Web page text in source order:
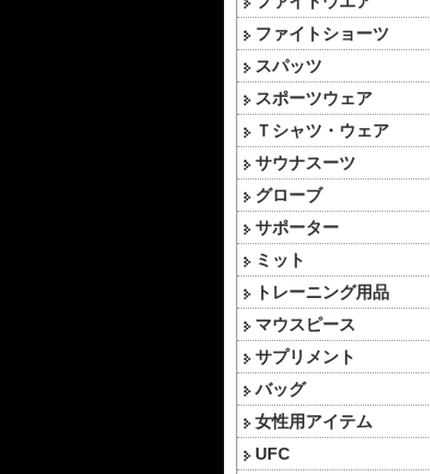
ファイトショーツ
スパッツ
スポーツウェア
Ｔシャツ・ウェア
サウナスーツ
グローブ
サポーター
ミット
トレーニング用品
マウスピース
サプリメント
バッグ
女性用アイテム
UFC